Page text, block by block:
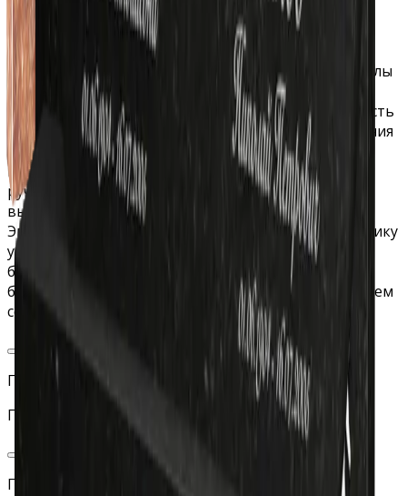
Горизонтальный памятник с крестом слева
Ключевым элементом композиции выступает
шестиконечный крест. Он сразу обращает на себя
внимание, поскольку частично выдвинут за пределы
плиты, а весь его контур прорисован светлой
полоской необработанного гранита. Остальная часть
горизонтальной стелы предназначена для нанесения
портретов, надписей, траурных символов.
Изображения наносятся методом лазерной или
ручной гравировки и сохраняют свою
выразительность десятки лет.
Эпитафии и рисунки придадут недорогому памятнику
уникальный вид и отразят индивидуальность
близкого человека. Оформление памятника может
быть как в виде
, так и с использованием
современной
Г04-04
Горизонтальная стела с большим крестом слева
Г04-03